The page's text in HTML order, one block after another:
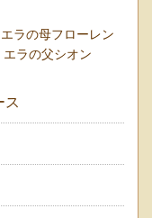
ラの母フローレン
ラの父シオン
ス